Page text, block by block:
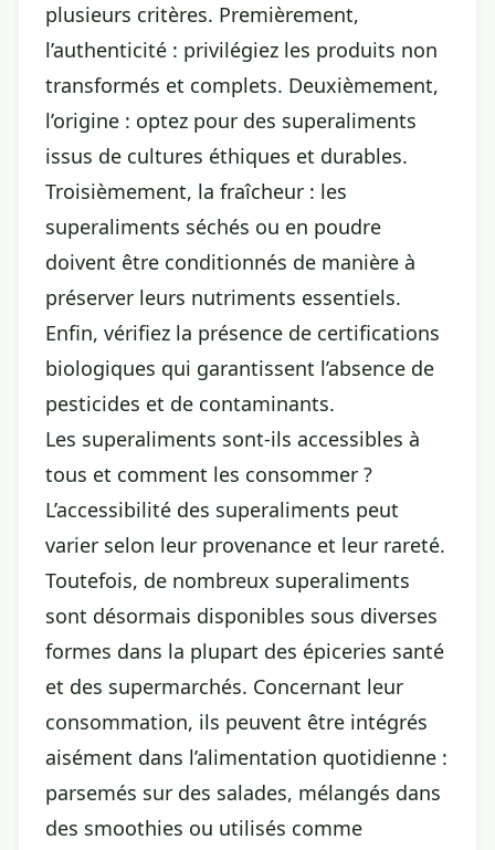
plusieurs critères. Premièrement,
l’authenticité : privilégiez les produits non
transformés et complets. Deuxièmement,
l’origine : optez pour des superaliments
issus de cultures éthiques et durables.
Troisièmement, la fraîcheur : les
superaliments séchés ou en poudre
doivent être conditionnés de manière à
préserver leurs nutriments essentiels.
Enfin, vérifiez la présence de certifications
biologiques qui garantissent l’absence de
pesticides et de contaminants.
Les superaliments sont-ils accessibles à
tous et comment les consommer ?
L’accessibilité des superaliments peut
varier selon leur provenance et leur rareté.
Toutefois, de nombreux superaliments
sont désormais disponibles sous diverses
formes dans la plupart des épiceries santé
et des supermarchés. Concernant leur
consommation, ils peuvent être intégrés
aisément dans l’alimentation quotidienne :
parsemés sur des salades, mélangés dans
des smoothies ou utilisés comme